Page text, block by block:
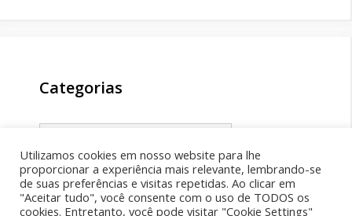
Categorias
Categorias
Utilizamos cookies em nosso website para lhe
proporcionar a experiência mais relevante, lembrando-se
de suas preferências e visitas repetidas. Ao clicar em
"Aceitar tudo", você consente com o uso de TODOS os
cookies. Entretanto, você pode visitar "Cookie Settings"